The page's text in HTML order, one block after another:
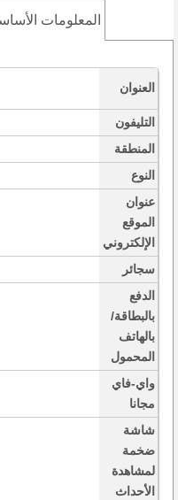
المعلومات
العنوان
التليفون
المنطقة
النوع
عنوان
الموقع
الإلكتروني
سجائر
الدفع
بالبطاقة/
بالهاتف
المحمول
واي-فاي
مجانا
شاشة
ضخمة
لمشاهدة
الأحداث